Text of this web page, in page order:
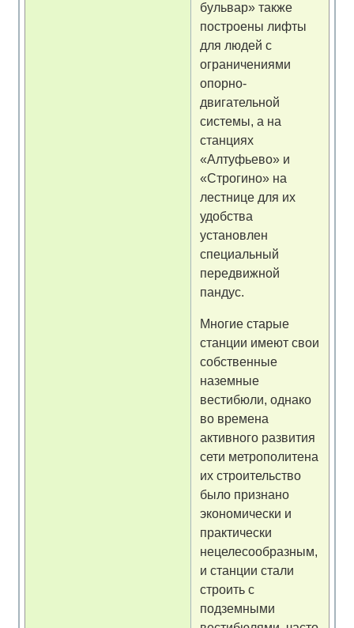
бульвар» также
построены лифты
для людей с
ограничениями
опорно-
двигательной
системы, а на
станциях
«Алтуфьево» и
«Строгино» на
лестнице для их
удобства
установлен
специальный
передвижной
пандус.
Многие старые
станции имеют свои
собственные
наземные
вестибюли, однако
во времена
активного развития
сети метрополитена
их строительство
было признано
экономически и
практически
нецелесообразным,
и станции стали
строить с
подземными